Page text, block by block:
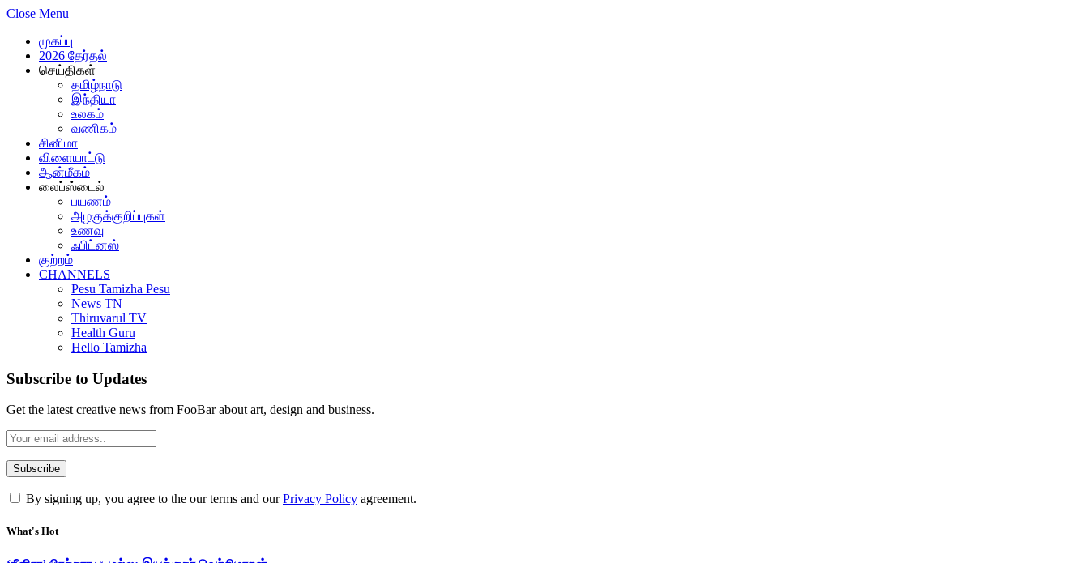
Close Menu
முகப்பு
2026 தேர்தல்
செய்திகள்
தமிழ்நாடு
இந்தியா
உலகம்
வணிகம்
சினிமா
விளையாட்டு
ஆன்மீகம்
லைப்ஸ்டைல்
பயணம்
அழகுக்குறிப்புகள்
உணவு
ஃபிட்னஸ்
குற்றம்
CHANNELS
Pesu Tamizha Pesu
News TN
Thiruvarul TV
Health Guru
Hello Tamizha
Subscribe to Updates
Get the latest creative news from FooBar about art, design and business.
By signing up, you agree to the our terms and ourPrivacy Policy agreement.
What's Hot